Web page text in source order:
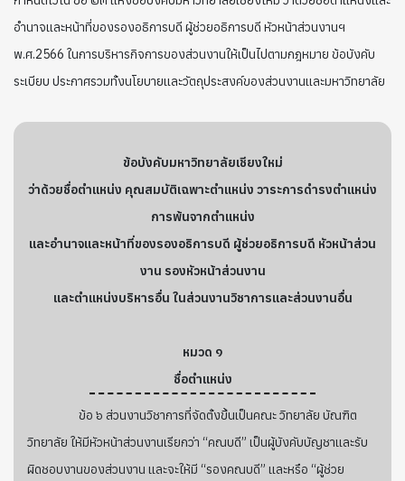
อำนาจและหน้าที่ของรองอธิการบดี ผู้ช่วยอธิการบดี หัวหน้าส่วนงานฯ
พ.ศ.2566 ในการบริหารกิจการของส่วนงานให้เป็นไปตามกฎหมาย ข้อบังคับ
ระเบียบ ประกาศรวมทั้งนโยบายและวัตถุประสงค์ของส่วนงานและมหาวิทยาลัย
ข้อบังคับมหาวิทยาลัยเชียงใหม่
ว่าด้วยชื่อตำแหน่ง คุณสมบัติเฉพาะตำแหน่ง วาระการดำรงตำแหน่ง
การพ้นจากตำแหน่ง
และอำนาจและหน้าที่ของรองอธิการบดี ผู้ช่วยอธิการบดี หัวหน้าส่วน
งาน รองหัวหน้าส่วนงาน
และตำแหน่งบริหารอื่น ในส่วนงานวิชาการและส่วนงานอื่น
หมวด ๑
ชื่อตำแหน่ง
ข้อ ๖ ส่วนงานวิชาการที่จัดตั้งขึ้นเป็นคณะ วิทยาลัย บัณฑิต
วิทยาลัย ให้มีหัวหน้าส่วนงานเรียกว่า “คณบดี” เป็นผู้บังคับบัญชาและรับ
ผิดชอบงานของส่วนงาน และจะให้มี “รองคณบดี” และหรือ “ผู้ช่วย